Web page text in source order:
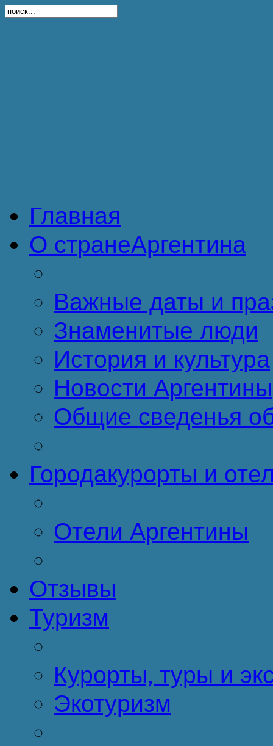
Главная
О странеАргентина
Важные даты и
Знаменитые люди
История и культура
Новости Аргентины
Общие сведенья
Городакурорты и
Отели Аргентины
Отзывы
Туризм
Курорты, туры и
Экотуризм